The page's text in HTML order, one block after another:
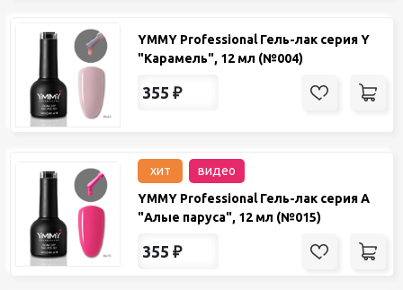
YMMY Professional Гель-лак серия Y
"Карамель", 12 мл (№004)
355 ₽
хит
видео
YMMY Professional Гель-лак серия A
"Алые паруса", 12 мл (№015)
355 ₽